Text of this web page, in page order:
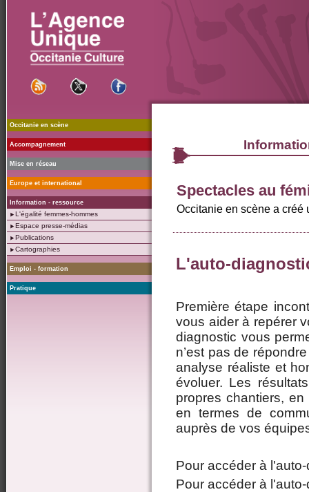
Occitanie en scène
Accompagnement
Mise en réseau
Europe et international
Information - ressource
L'égalité femmes-hommes
Espace presse-médias
Publications
Cartographies
Emploi - formation
Pratique
Spectacles au
Occitanie en scène a créé
L'auto-
Première étape
vous aider à repérer
diagnostic vous
n’est pas de
analyse réaliste et
évoluer. Les
propres chantiers,
en termes de
auprès de vos
Pour accéder à
Pour accéder à